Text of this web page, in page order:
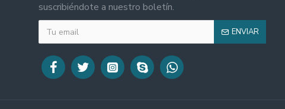
suscribiéndote a nuestro boletín.
ENVIAR